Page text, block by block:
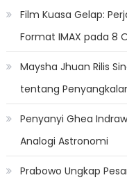
Film Kuasa Gelap:
Format IMAX pada 8
Maysha Jhuan Rilis
tentang
Penyanyi Ghea
Analogi Astronomi
Prabowo Ungkap